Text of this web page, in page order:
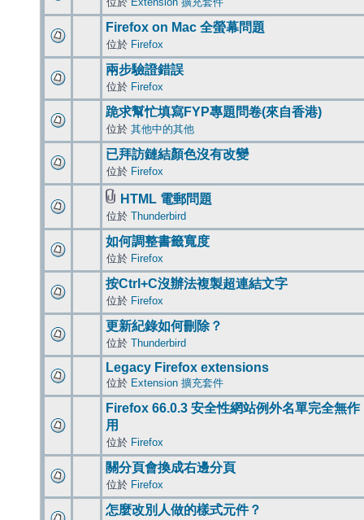
Firefox on Mac 全螢幕問題
位於 Firefox
兩步驗證錯誤
位於 Firefox
跪求幫忙填寫FYP專題問卷(來自香港)
位於 其他中的其他
已拜訪鏈結顏色沒有改變
位於 Firefox
HTML 電郵問題
位於 Thunderbird
如何調整書籤寬度
位於 Firefox
按Ctrl+C沒辦法複製超連結文字
位於 Firefox
更新紀錄如何刪除？
位於 Thunderbird
Legacy Firefox extensions
位於 Extension 擴充套件
Firefox 66.0.3 安全性網站例外名單完全無作
用
位於 Firefox
關分頁會換成右邊分頁
位於 Firefox
怎麼改別人做的樣式元件？